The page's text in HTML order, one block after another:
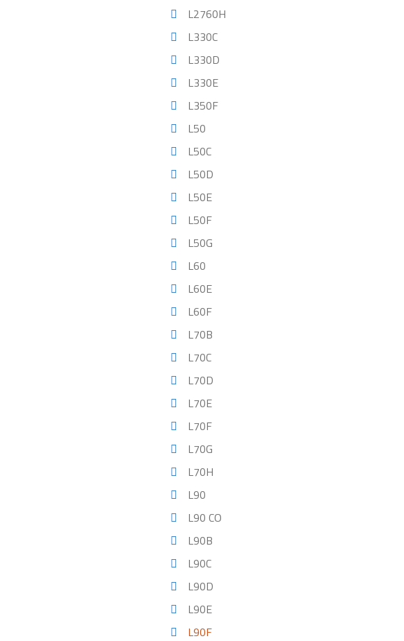
L2760H
L330C
L330D
L330E
L350F
L50
L50C
L50D
L50E
L50F
L50G
L60
L60E
L60F
L70B
L70C
L70D
L70E
L70F
L70G
L70H
L90
L90 CO
L90B
L90C
L90D
L90E
L90F